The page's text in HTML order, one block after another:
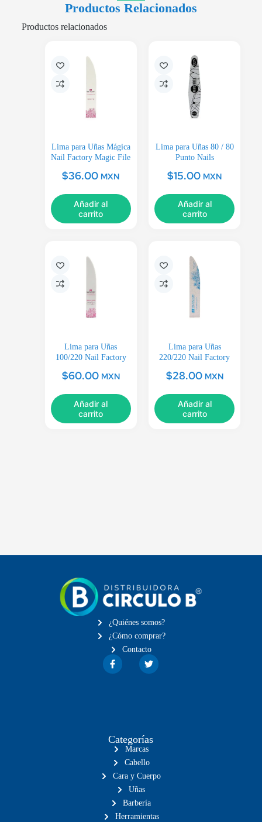
Productos Relacionados
Productos relacionados
Lima para Uñas Mágica
Nail Factory Magic File
$36.00 MXN
Añadir al
carrito
Lima para Uñas 80 / 80
Punto Nails
$15.00 MXN
Añadir al
carrito
Lima para Uñas
100/220 Nail Factory
$60.00 MXN
Añadir al
carrito
Lima para Uñas
220/220 Nail Factory
$28.00 MXN
Añadir al
carrito
¿Quiénes somos?
¿Cómo comprar?
Contacto
Categorías
Marcas
Cabello
Cara y Cuerpo
Uñas
Barbería
Herramientas